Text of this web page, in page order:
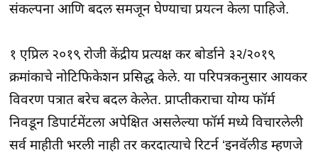
संकल्पना आणि बदल समजून घेण्याचा प्रयत्न केला पाहिजे.
१ एप्रिल २०१९ रोजी केंद्रीय प्रत्यक्ष कर बोर्डाने ३२/२०१९
क्रमांकाचे नोटिफिकेशन प्रसिद्ध केले. या परिपत्रकनुसार आयकर
विवरण पत्रात बरेच बदल केलेत. प्राप्तीकराचा योग्य फॉर्म
निवडून डिपार्टमेंटला अपेक्षित असलेल्या फॉर्म मध्ये विचारलेली
सर्व माहीती भरली नाही तर करदात्याचे रिटर्न ‘इनवॅलीड म्हणजे